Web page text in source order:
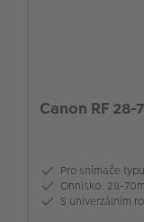
Canon RF 28-
Pro snímače
Ohnisko: 28-
S univerzálním